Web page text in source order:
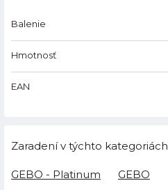
Balenie
Hmotnosť
EAN
Zaradení v týchto kategoriách
GEBO - Platinum GEBO